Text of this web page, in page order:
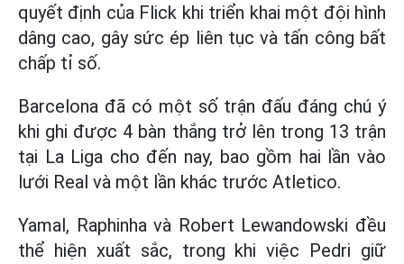
quyết định của Flick khi triển khai một đội hình
dâng cao, gây sức ép liên tục và tấn công bất
chấp tỉ số.
Barcelona đã có một số trận đấu đáng chú ý
khi ghi được 4 bàn thắng trở lên trong 13 trận
tại La Liga cho đến nay, bao gồm hai lần vào
lưới Real và một lần khác trước Atletico.
Yamal, Raphinha và Robert Lewandowski đều
thể hiện xuất sắc, trong khi việc Pedri giữ